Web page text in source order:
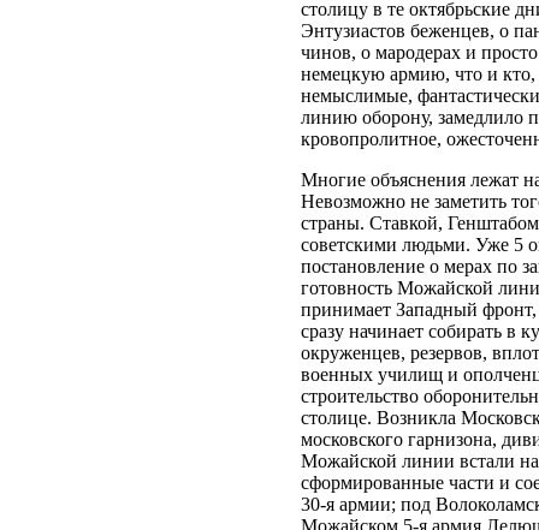
столицу в те октябрьские
Энтузиастов беженцев, о
чинов, о мародерах и
немецкую армию, что и кто,
немыслимые,
линию оборону, замедлило
кровопролитное,
Многие объяснения лежат
Невозможно не заметить
страны. Ставкой,
советскими людьми. Уже 5
постановление о мерах по
готовность Можайской
принимает Западный фронт,
сразу начинает собирать в
окруженцев, резервов,
военных училищ и
строительство
столице. Возникла
московского гарнизона,
Можайской линии встали
сформированные части и
30-я армии; под
Можайском 5-я армия